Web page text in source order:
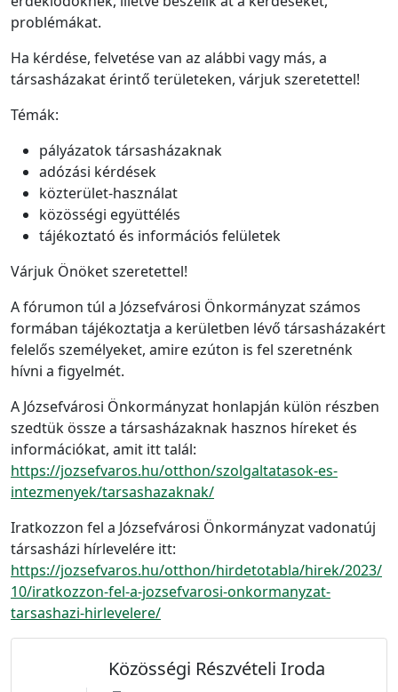
problémákat.
Ha kérdése, felvetése van az alábbi vagy más, a
társasházakat érintő területeken, várjuk szeretettel!
Témák:
pályázatok társasházaknak
adózási kérdések
közterület-használat
közösségi együttélés
tájékoztató és információs felületek
Várjuk Önöket szeretettel!
A fórumon túl a Józsefvárosi Önkormányzat számos
formában tájékoztatja a kerületben lévő társasházakért
felelős személyeket, amire ezúton is fel szeretnénk
hívni a figyelmét.
A Józsefvárosi Önkormányzat honlapján külön részben
szedtük össze a társasházaknak hasznos híreket és
információkat, amit itt talál:
https://jozsefvaros.hu/otthon/szolgaltatasok-es-
intezmenyek/tarsashazaknak/
Iratkozzon fel a Józsefvárosi Önkormányzat vadonatúj
társasházi hírlevelére itt:
https://jozsefvaros.hu/otthon/hirdetotabla/hirek/2023/
10/iratkozzon-fel-a-jozsefvarosi-onkormanyzat-
tarsashazi-hirlevelere/
Közösségi Részvételi Iroda